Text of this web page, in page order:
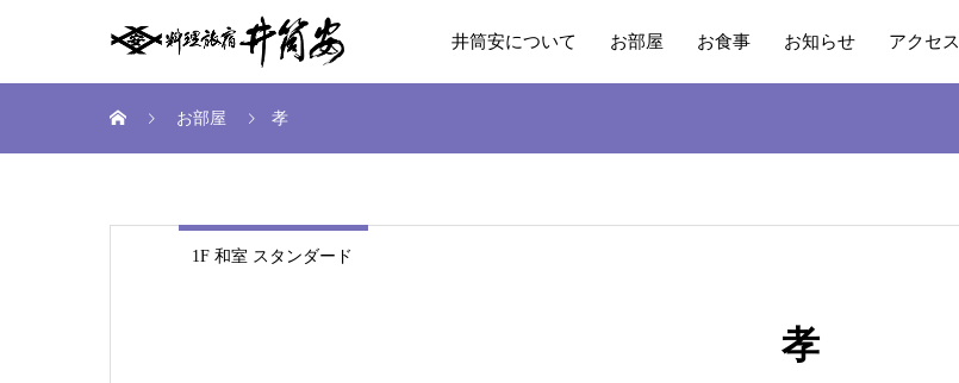
井筒安について お部屋 お食事 お知らせ アクセス
お部屋 孝
1F 和室 スタンダード
孝